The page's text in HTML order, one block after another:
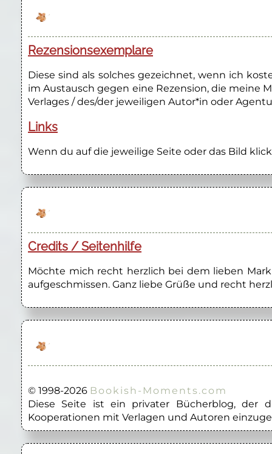
Rezensionsexemplare
Diese sind als solches gezeichnet, wenn ich
im Austausch gegen eine Rezension, die meine
Verlages / des/der jeweiligen Autor*in oder
Links
Wenn du auf die jeweilige Seite oder das Bild
Credits / Seitenhilfe
Möchte mich recht herzlich bei dem lieben
aufgeschmissen. Ganz liebe Grüße und recht
© 1998-2026 Bookish-Moments.com
Diese Seite ist ein privater Bücherblog, der
Kooperationen mit Verlagen und Autoren